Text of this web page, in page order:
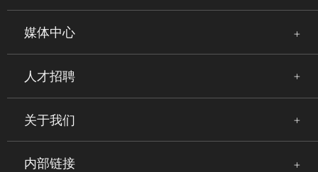
媒体中心
人才招聘
关于我们
内部链接